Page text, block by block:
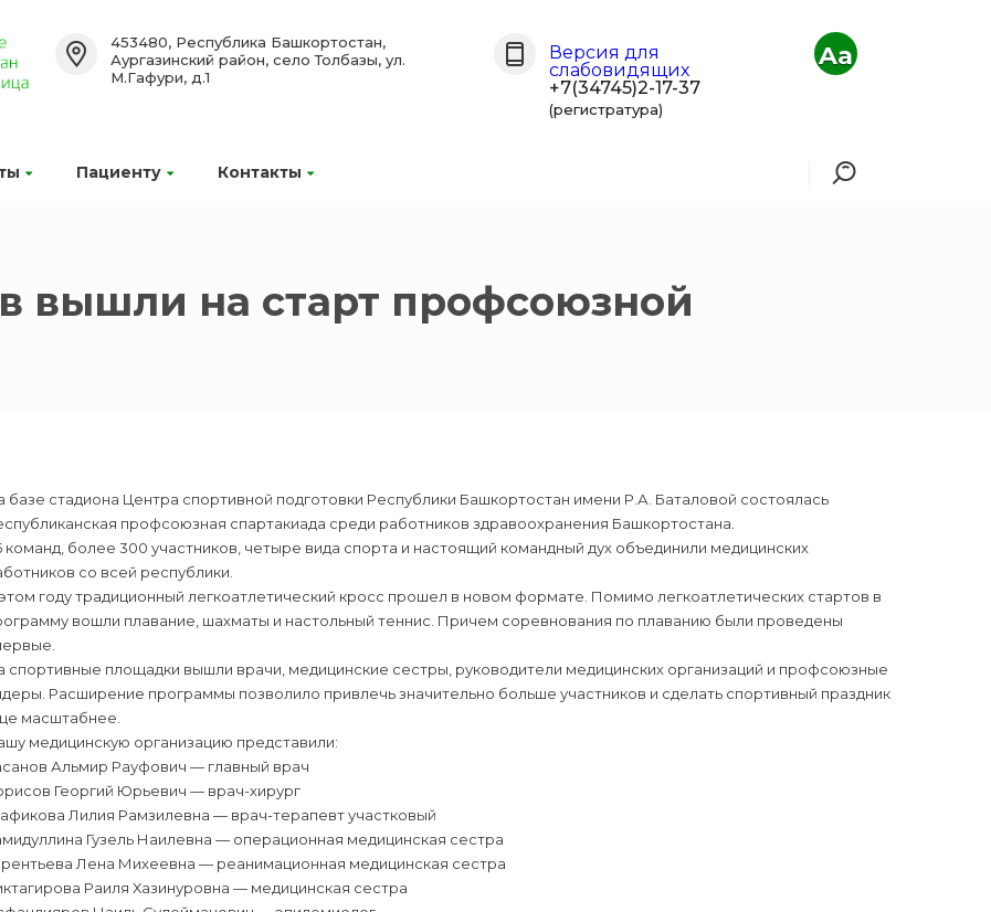
Пациенту Контакты
453480, Республика Башкортостан,
Аургазинский район, село Толбазы, ул.
М.Гафури, д.1
Версия для
слабовидящих
+7(34745)2-17-37
(регистратура)
Aa
вышли на старт профсоюзной
базе стадиона Центра спортивной подготовки Республики Башкортостан имени Р.А. Баталовой состоялась
профсоюзная спартакиада среди работников здравоохранения Башкортостана.
команд, более 300 участников, четыре вида спорта и настоящий командный дух объединили медицинских
со всей республики.
году традиционный легкоатлетический кросс прошел в новом формате. Помимо легкоатлетических стартов в
вошли плавание, шахматы и настольный теннис. Причем соревнования по плаванию были проведены
спортивные площадки вышли врачи, медицинские сестры, руководители медицинских организаций и профсоюзные
Расширение программы позволило привлечь значительно больше участников и сделать спортивный праздник
масштабнее.
медицинскую организацию представили:
Альмир Рауфович — главный врач
Георгий Юрьевич — врач-хирург
Лилия Рамзилевна — врач-терапевт участковый
Гузель Наилевна — операционная медицинская сестра
Лена Михеевна — реанимационная медицинская сестра
Раиля Хазинуровна — медицинская сестра